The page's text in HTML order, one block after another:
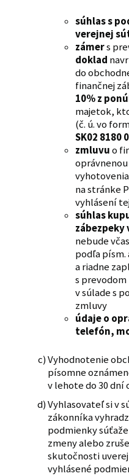
súhlas s
verejnej
zámers
doklad
do
finančnej
10% z
majetok,
(č. ú. vo
SK02 8180
zmluvuo
na stránke
vyhlásení
súhlas
zábezpeky
nebude
podľa písm.
a riadne
s
v súlade s
zmluvy
údaje o
telefón,
Vyhodnotenie
písomne
v lehote do 30 dní
Vyhlasovateľ si v
zákonníka
podmienky
zmeny alebo
skutočnosti
vyhlásené